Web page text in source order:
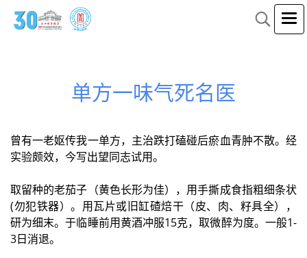
单方一味气死名医
曾有一老妪传我一单方，主治跌打磕碰后瘀血青肿不散。经
实验颇效，今写出望同志试用。
取留种的老茄子（黄色长形为佳），用手撕成食指粗细条状
(勿犯铁器）。用瓦片或旧缸碴焙干（皮、肉、籽具全），
研为细末。于临睡前用黄酒冲服15克，取微醉为度。一般1-
3日消退。